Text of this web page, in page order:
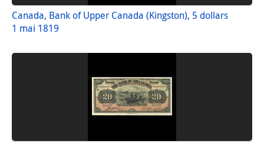
Canada, Bank of Upper Canada (Kingston), 5 dollars
1 mai 1819